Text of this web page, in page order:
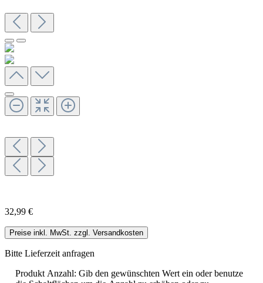
32,99 €
Preise inkl. MwSt. zzgl. Versandkosten
Bitte Lieferzeit anfragen
Produkt Anzahl: Gib den gewünschten Wert ein oder benutze